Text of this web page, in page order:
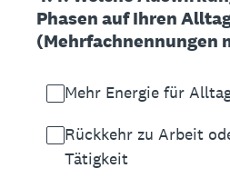
Phasen auf Ihren
(Mehrfachnennungen
Mehr Energie für
Rückkehr zu Arbeit
Tätigkeit